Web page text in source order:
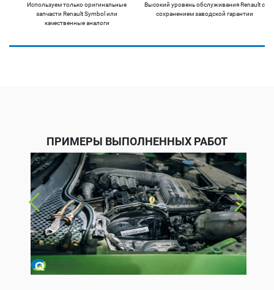
Используем только оригинальные
запчасти Renault Symbol или
качественные аналоги
Высокий уровень обслуживания Renault с
сохранением заводской гарантии
ПРИМЕРЫ ВЫПОЛНЕННЫХ РАБОТ